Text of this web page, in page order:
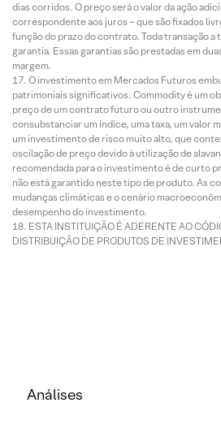
dias corridos. O preço será o valor da ação
correspondente aos juros – que são fixados
função do prazo do contrato. Toda transação
garantia. Essas garantias são prestadas em
margem.
O investimento em Mercados Futuros
patrimoniais significativos. Commodity é um
preço de um contrato futuro ou outro
consubstanciar um índice, uma taxa, um valor
um investimento de risco muito alto, que
oscilação de preço devido à utilização de
recomendada para o investimento é de curto
não está garantido neste tipo de produto. As
mudanças climáticas e o cenário
desempenho do investimento.
ESTA INSTITUIÇÃO É ADERENTE AO
DISTRIBUIÇÃO DE PRODUTOS DE
Análises